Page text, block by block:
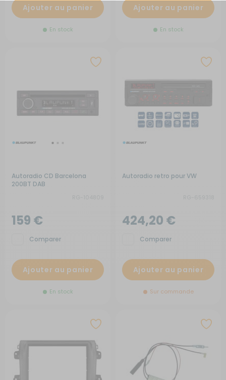
Ajouter au panier
En stock
Ajouter au panier
En stock
Autoradio CD Barcelona
200BT DAB
159 €
Comparer
Ajouter au panier
En stock
Autoradio retro pour VW
424,20 €
Comparer
Ajouter au panier
Sur commande